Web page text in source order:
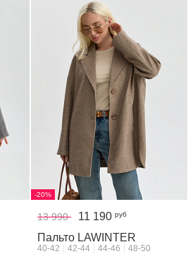
-20%
13 990 11 190 руб
Пальто LAWINTER
40-42 42-44 44-46 48-50